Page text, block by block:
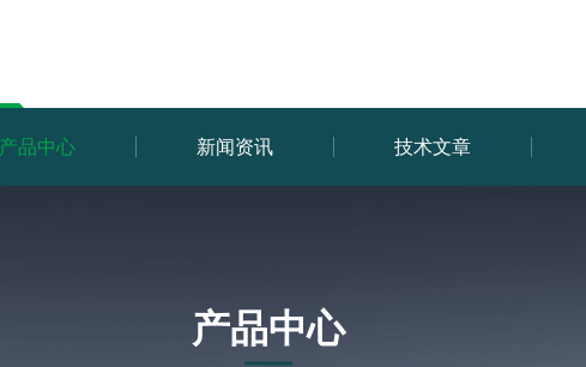
产品中心 新闻资讯 技术文章
产品中心